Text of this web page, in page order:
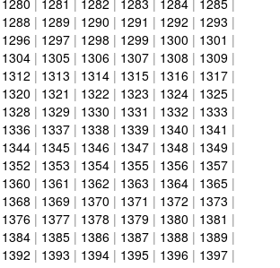
1280 | 1281 | 1282 | 1283 | 1284 | 1285 |
1288 | 1289 | 1290 | 1291 | 1292 | 1293 |
1296 | 1297 | 1298 | 1299 | 1300 | 1301 |
1304 | 1305 | 1306 | 1307 | 1308 | 1309 |
1312 | 1313 | 1314 | 1315 | 1316 | 1317 |
1320 | 1321 | 1322 | 1323 | 1324 | 1325 |
1328 | 1329 | 1330 | 1331 | 1332 | 1333 |
1336 | 1337 | 1338 | 1339 | 1340 | 1341 |
1344 | 1345 | 1346 | 1347 | 1348 | 1349 |
1352 | 1353 | 1354 | 1355 | 1356 | 1357 |
1360 | 1361 | 1362 | 1363 | 1364 | 1365 |
1368 | 1369 | 1370 | 1371 | 1372 | 1373 |
1376 | 1377 | 1378 | 1379 | 1380 | 1381 |
1384 | 1385 | 1386 | 1387 | 1388 | 1389 |
1392 | 1393 | 1394 | 1395 | 1396 | 1397 |